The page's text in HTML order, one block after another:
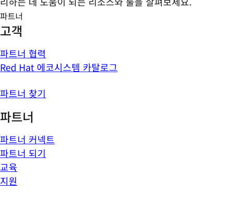
파트너
고객
파트너 협력
Red Hat 에코시스템 카탈로그
파트너 찾기
파트너
파트너 커넥트
파트너 되기
교육
지원